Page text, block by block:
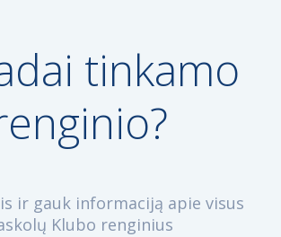
tinkamo
ir gauk informaciją apie visus
Klubo renginius